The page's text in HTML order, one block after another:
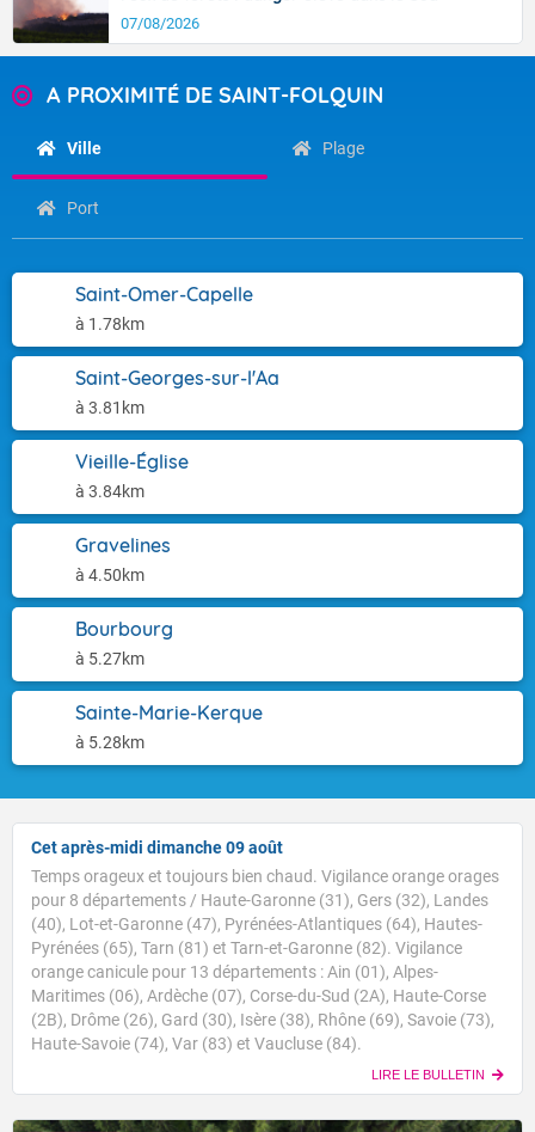
07/08/2026
A PROXIMITÉ DE SAINT-FOLQUIN
Ville Plage
Port
Saint-Omer-Capelle
à 1.78km
Saint-Georges-sur-l'Aa
à 3.81km
Vieille-Église
à 3.84km
Gravelines
à 4.50km
Bourbourg
à 5.27km
Sainte-Marie-Kerque
à 5.28km
Cet après-midi dimanche 09 août
Temps orageux et toujours bien chaud. Vigilance orange orages
pour 8 départements / Haute-Garonne (31), Gers (32), Landes
(40), Lot-et-Garonne (47), Pyrénées-Atlantiques (64), Hautes-
Pyrénées (65), Tarn (81) et Tarn-et-Garonne (82). Vigilance
orange canicule pour 13 départements : Ain (01), Alpes-
Maritimes (06), Ardèche (07), Corse-du-Sud (2A), Haute-Corse
(2B), Drôme (26), Gard (30), Isère (38), Rhône (69), Savoie (73),
Haute-Savoie (74), Var (83) et Vaucluse (84).
LIRE LE BULLETIN